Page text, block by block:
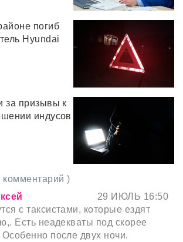
погиб
Hyundai
за призывы к
индусов
комментарий )
29 ИЮЛЬ 16:50
с таксистами, которые ездят
Есть неадекваты под скорее
после двух ночи.